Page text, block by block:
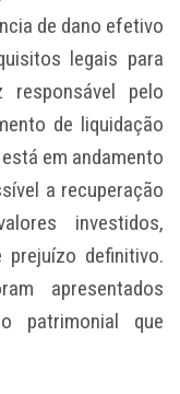
de dano efetivo
legais para
pelo
de liquidação
em andamento
a recuperação
investidos,
definitivo.
apresentados
patrimonial que